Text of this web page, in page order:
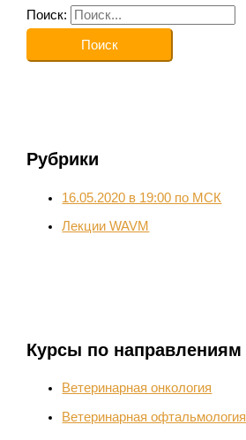
Поиск:
Рубрики
16.05.2020 в 19:00 по МСК
Лекции WAVM
Курсы по направлениям
Ветеринарная онкология
Ветеринарная офтальмология